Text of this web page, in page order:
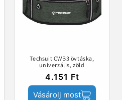
Techsuit CWB3 övtáska,
univerzális, zöld
4.151 Ft
Vásárolj most